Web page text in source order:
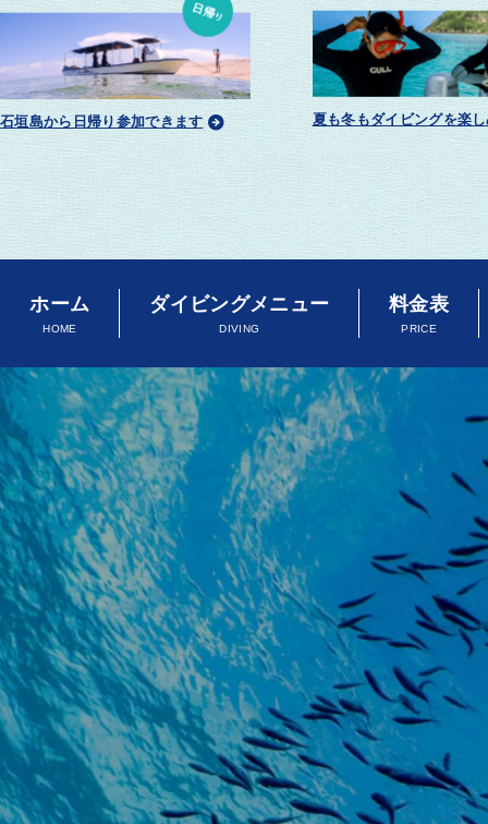
石垣島から日帰り参加できます 夏も冬もダイビングを楽
ホーム
HOME
ダイビングメニュー
DIVING
料金表
PRICE